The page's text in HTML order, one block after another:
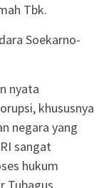
Tbk.
Soekarno-
nyata
khususnya
negara yang
sangat
hukum
Tubagus